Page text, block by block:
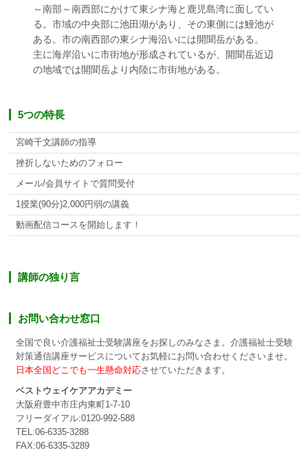
～南部～南西部にかけて東シナ海と鹿児島湾に面してい
る。市域の中央部に池田湖があり、その東側には鰻池が
ある。市の南西部の東シナ海沿いには開聞岳がある。
主に海岸沿いに市街地が形成されているが、開聞岳近辺
の地域では開聞岳より内陸に市街地がある。
5つの特長
宮崎千文講師の指導
挫折しないためのフォロー
メール/会員サイトで質問受付
1授業(90分)2,000円弱の講義
動画配信コースを開始します！
講師の独り言
お問い合わせ窓口
全国で良い介護福祉士受験講座をお探しのみなさま。介護福祉士受験
対策通信講座サービスについてお気軽にお問い合わせくださいませ。
日本全国どこでも一生懸命対応させていただきます。
ベストウェイケアアカデミー
大阪府豊中市庄内東町1-7-10
フリーダイアル:0120-992-588
TEL:06-6335-3288
FAX:06-6335-3289